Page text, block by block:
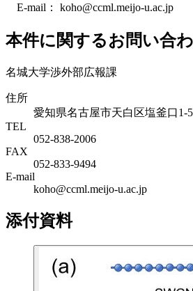
E-mail： koho@ccml.meijo-u.ac.jp
本件に関するお問い合
名城大学渉外部広報課
住所
愛知県名古屋市天白区塩釜口1-
TEL
052-838-2006
FAX
052-833-9494
E-mail
koho@ccml.meijo-u.ac.jp
添付資料